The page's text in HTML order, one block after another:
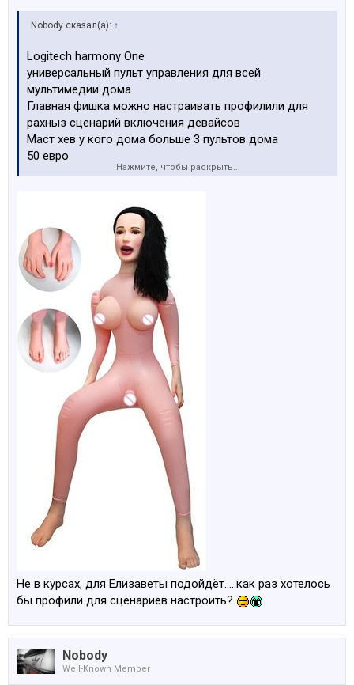
Nobody сказал(а): ↑
Logitech harmony One
универсальный пульт управления для всей
мультимедии дома
Главная фишка можно настраивать профилили для
рахныз сценарий включения девайсов
Маст хев у кого дома больше 3 пультов дома
50 евро
Посмотреть вложение 185037
Нажмите, чтобы раскрыть...
Не в курсах, для Елизаветы подойдёт.....как раз хотелось
бы профили для сценариев настроить?
Nobody
Well-Known Member